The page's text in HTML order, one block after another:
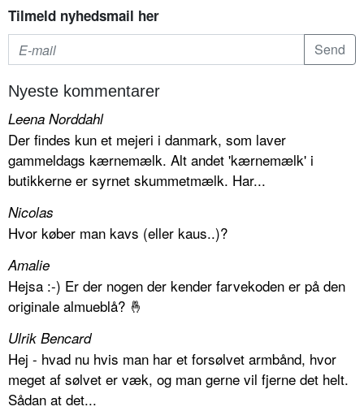
Tilmeld nyhedsmail her
Nyeste kommentarer
Leena Norddahl
Der findes kun et mejeri i danmark, som laver
gammeldags kærnemælk. Alt andet 'kærnemælk' i
butikkerne er syrnet skummetmælk. Har...
Nicolas
Hvor køber man kavs (eller kaus..)?
Amalie
Hejsa :-) Er der nogen der kender farvekoden er på den
originale almueblå? 🤞
Ulrik Bencard
Hej - hvad nu hvis man har et forsølvet armbånd, hvor
meget af sølvet er væk, og man gerne vil fjerne det helt.
Sådan at det...